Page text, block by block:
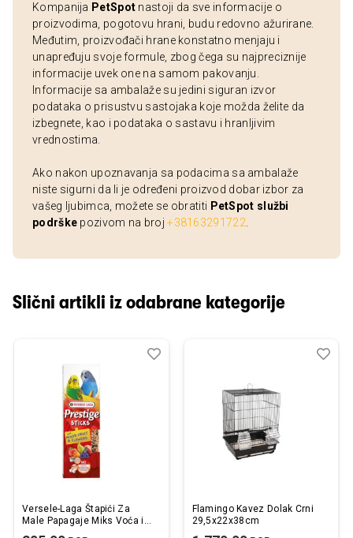
Kompanija PetSpot nastoji da sve informacije o
proizvodima, pogotovu hrani, budu redovno ažurirane.
Međutim, proizvođači hrane konstatno menjaju i
unapređuju svoje formule, zbog čega su najpreciznije
informacije uvek one na samom pakovanju.
Informacije sa ambalaže su jedini siguran izvor
podataka o prisustvu sastojaka koje možda želite da
izbegnete, kao i podataka o sastavu i hranljivim
vrednostima.
Ako nakon upoznavanja sa podacima sa ambalaže
niste sigurni da li je određeni proizvod dobar izbor za
vašeg ljubimca, možete se obratiti PetSpot službi
podrške pozivom na broj+38163291722
Slični artikli iz odabrane kategorije
Versele-Laga Štapići Za
Male Papagaje Miks Voća i
Dodaj
Uporedi
Flamingo Kavez Dolak Crni
29,5x22x38cm